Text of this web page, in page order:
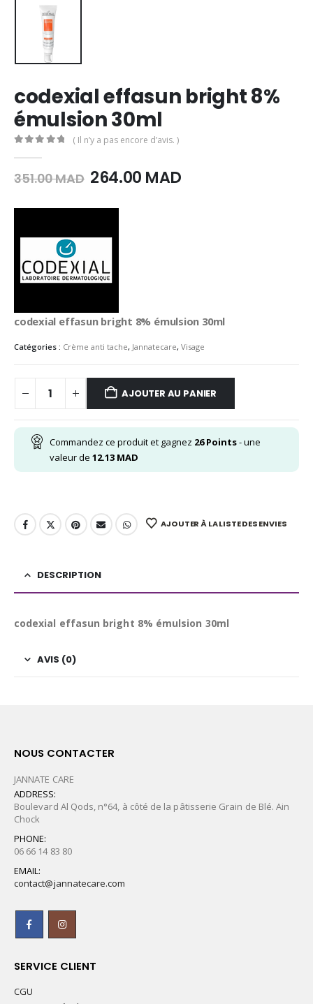
codexial effasun bright 8%
émulsion 30ml
( Il n’y a pas encore d’avis. )
351.00MAD Le
initial
351.00
264.00 MADLe
codexial effasun bright 8% émulsion 30ml
Catégories : Crème anti tache, Jannatecare, Visage
AJOUTER AU PANIER
Commandez ce produit et gagnez 26Points- une
valeur de 12.13 MAD
AJOUTER À LA LISTE DES ENVIES
DESCRIPTION
codexial effasun bright 8% émulsion 30ml
AVIS (0)
NOUS CONTACTER
JANNATE CARE
ADDRESS:
Boulevard Al Qods, n°64, à côté de la pâtisserie Grain de Blé. Ain
Chock
PHONE:
06 66 14 83 80
EMAIL:
contact@jannatecare.com
SERVICE CLIENT
CGU